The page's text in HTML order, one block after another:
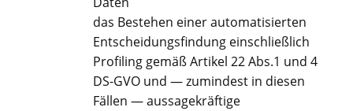
das Bestehen einer automatisierten
Entscheidungsfindung einschließlich
Profiling gemäß Artikel 22 Abs.1 und 4
DS-GVO und — zumindest in diesen
Fällen — aussagekräftige